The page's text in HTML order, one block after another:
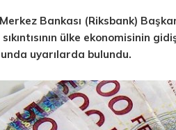
Bankası (Riksbank)
ülke ekonomisinin
uyarılarda bulundu.